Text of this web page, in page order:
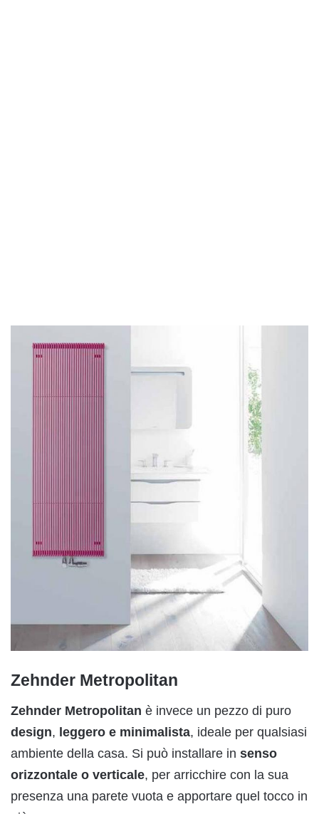
Zehnder Metropolitan
Zehnder Metropolitan è invece un pezzo di puro
design, leggero e minimalista, ideale per qualsiasi
ambiente della casa. Si può installare in senso
orizzontale o verticale, per arricchire con la sua
presenza una parete vuota e apportare quel tocco in